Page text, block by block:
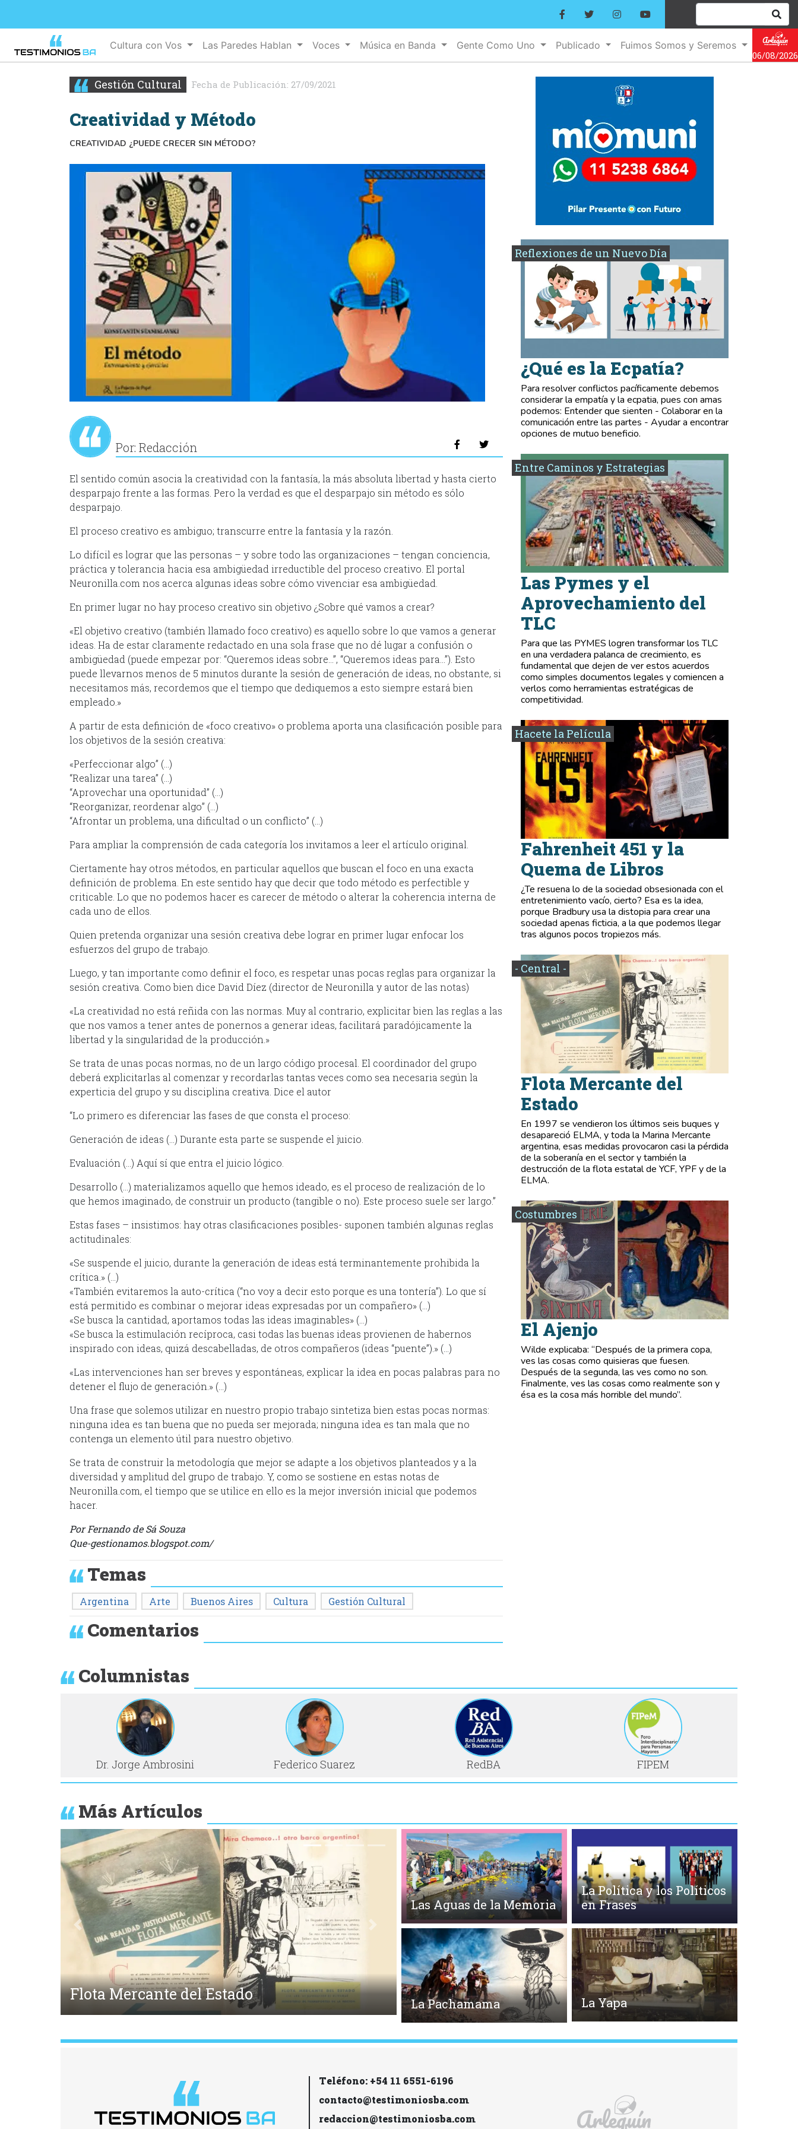
Cultura con Vos Las Paredes Hablan Voces Música en Banda Gente Como Uno Publicado
Fuimos Somos y Seremos
06/08/2026
Gestión Cultural Fecha de Publicación: 27/09/2021
Creatividad y Método
CREATIVIDAD ¿PUEDE CRECER SIN MÉTODO?
Por: Redacción
El sentido común asocia la creatividad con la fantasía, la más absoluta libertad y hasta cierto
desparpajo frente a las formas. Pero la verdad es que el desparpajo sin método es sólo
desparpajo.
El proceso creativo es ambiguo; transcurre entre la fantasía y la razón.
Lo difícil es lograr que las personas – y sobre todo las organizaciones – tengan conciencia,
práctica y tolerancia hacia esa ambigüedad irreductible del proceso creativo. El portal
Neuronilla.com nos acerca algunas ideas sobre cómo vivenciar esa ambigüedad.
En primer lugar no hay proceso creativo sin objetivo ¿Sobre qué vamos a crear?
«El objetivo creativo (también llamado foco creativo) es aquello sobre lo que vamos a generar
ideas. Ha de estar claramente redactado en una sola frase que no dé lugar a confusión o
ambigüedad (puede empezar por: “Queremos ideas sobre…”, “Queremos ideas para…”). Esto
puede llevarnos menos de 5 minutos durante la sesión de generación de ideas, no obstante, si
necesitamos más, recordemos que el tiempo que dediquemos a esto siempre estará bien
empleado.»
A partir de esta definición de «foco creativo» o problema aporta una clasificación posible para
los objetivos de la sesión creativa:
«Perfeccionar algo” (…)
“Realizar una tarea” (…)
“Aprovechar una oportunidad” (…)
“Reorganizar, reordenar algo” (…)
“Afrontar un problema, una dificultad o un conflicto” (…)
Para ampliar la comprensión de cada categoría los invitamos a leer el artículo original.
Ciertamente hay otros métodos, en particular aquellos que buscan el foco en una exacta
definición de problema. En este sentido hay que decir que todo método es perfectible y
criticable. Lo que no podemos hacer es carecer de método o alterar la coherencia interna de
cada uno de ellos.
Quien pretenda organizar una sesión creativa debe lograr en primer lugar enfocar los
esfuerzos del grupo de trabajo.
Luego, y tan importante como definir el foco, es respetar unas pocas reglas para organizar la
sesión creativa. Como bien dice David Díez (director de Neuronilla y autor de las notas)
«La creatividad no está reñida con las normas. Muy al contrario, explicitar bien las reglas a las
que nos vamos a tener antes de ponernos a generar ideas, facilitará paradójicamente la
libertad y la singularidad de la producción.»
Se trata de unas pocas normas, no de un largo código procesal. El coordinador del grupo
deberá explicitarlas al comenzar y recordarlas tantas veces como sea necesaria según la
experticia del grupo y su disciplina creativa. Dice el autor
“Lo primero es diferenciar las fases de que consta el proceso:
Generación de ideas (…) Durante esta parte se suspende el juicio.
Evaluación (…) Aquí sí que entra el juicio lógico.
Desarrollo (…) materializamos aquello que hemos ideado, es el proceso de realización de lo
que hemos imaginado, de construir un producto (tangible o no). Este proceso suele ser largo.”
Estas fases – insistimos: hay otras clasificaciones posibles- suponen también algunas reglas
actitudinales:
«Se suspende el juicio, durante la generación de ideas está terminantemente prohibida la
crítica.» (…)
«También evitaremos la auto-crítica (“no voy a decir esto porque es una tontería”). Lo que sí
está permitido es combinar o mejorar ideas expresadas por un compañero» (…)
«Se busca la cantidad, aportamos todas las ideas imaginables» (…)
«Se busca la estimulación recíproca, casi todas las buenas ideas provienen de habernos
inspirado con ideas, quizá descabelladas, de otros compañeros (ideas “puente”).» (…)
«Las intervenciones han ser breves y espontáneas, explicar la idea en pocas palabras para no
detener el flujo de generación.» (…)
Una frase que solemos utilizar en nuestro propio trabajo sintetiza bien estas pocas normas:
ninguna idea es tan buena que no pueda ser mejorada; ninguna idea es tan mala que no
contenga un elemento útil para nuestro objetivo.
Se trata de construir la metodología que mejor se adapte a los objetivos planteados y a la
diversidad y amplitud del grupo de trabajo. Y, como se sostiene en estas notas de
Neuronilla.com, el tiempo que se utilice en ello es la mejor inversión inicial que podemos
hacer.
Por Fernando de Sá Souza
Que-gestionamos.blogspot.com/
Temas
Argentina Arte Buenos Aires Cultura Gestión Cultural
Comentarios
Reflexiones de un Nuevo Día
¿Qué es la Ecpatía?
Para resolver conflictos pacíficamente debemos
considerar la empatía y la ecpatia, pues con amas
podemos: Entender que sienten - Colaborar en la
comunicación entre las partes - Ayudar a encontrar
opciones de mutuo beneficio.
Entre Caminos y Estrategias
Las Pymes y el
Aprovechamiento del
TLC
Para que las PYMES logren transformar los TLC
en una verdadera palanca de crecimiento, es
fundamental que dejen de ver estos acuerdos
como simples documentos legales y comiencen a
verlos como herramientas estratégicas de
competitividad.
Hacete la Película
Fahrenheit 451 y la
Quema de Libros
¿Te resuena lo de la sociedad obsesionada con el
entretenimiento vacío, cierto? Esa es la idea,
porque Bradbury usa la distopia para crear una
sociedad apenas ficticia, a la que podemos llegar
tras algunos pocos tropiezos más.
- Central -
Flota Mercante del
Estado
En 1997 se vendieron los últimos seis buques y
desapareció ELMA, y toda la Marina Mercante
argentina, esas medidas provocaron casi la pérdida
de la soberanía en el sector y también la
destrucción de la flota estatal de YCF, YPF y de la
ELMA.
Costumbres
El Ajenjo
Wilde explicaba: “Después de la primera copa,
ves las cosas como quisieras que fuesen.
Después de la segunda, las ves como no son.
Finalmente, ves las cosas como realmente son y
ésa es la cosa más horrible del mundo”.
Columnistas
Dr. Jorge Ambrosini Federico Suarez RedBA FIPEM
Más Artículos
Medicina y Lunfardo
Anterior Siguiente
Las Aguas de la Memoria
La Política y los Políticos
en Frases
La Pachamama La Yapa
Teléfono: +54 11 6551-6196
contacto@testimoniosba.com
redaccion@testimoniosba.com